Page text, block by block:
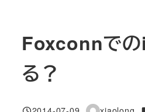
Foxconnでの
る？